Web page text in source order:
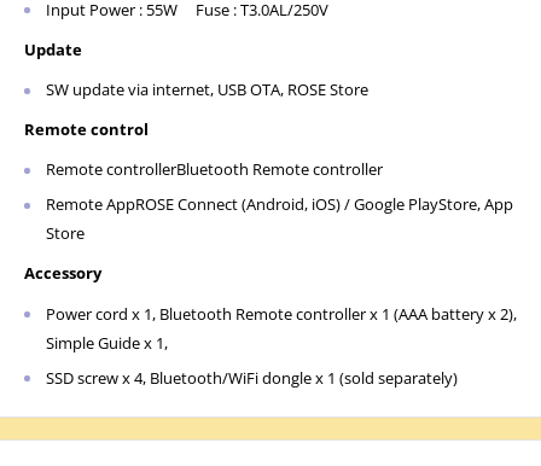
Input Power : 55W Fuse : T3.0AL/250V
Update
SW update via internet, USB OTA, ROSE Store
Remote control
Remote controllerBluetooth Remote controller
Remote AppROSE Connect (Android, iOS) / Google PlayStore, App
Store
Accessory
Power cord x 1, Bluetooth Remote controller x 1 (AAA battery x 2),
Simple Guide x 1,
SSD screw x 4, Bluetooth/WiFi dongle x 1 (sold separately)